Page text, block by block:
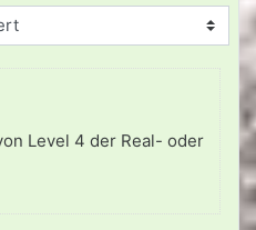
Level 4 der Real- oder